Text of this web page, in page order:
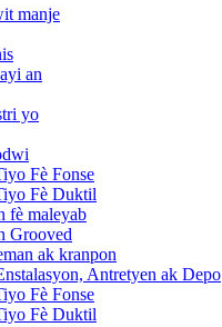
manje
an
yo
Fè Fonse
Fè Duktil
fè maleyab
Grooved
ak kranpon
Antretyen ak Depo
Fè Fonse
Fè Duktil